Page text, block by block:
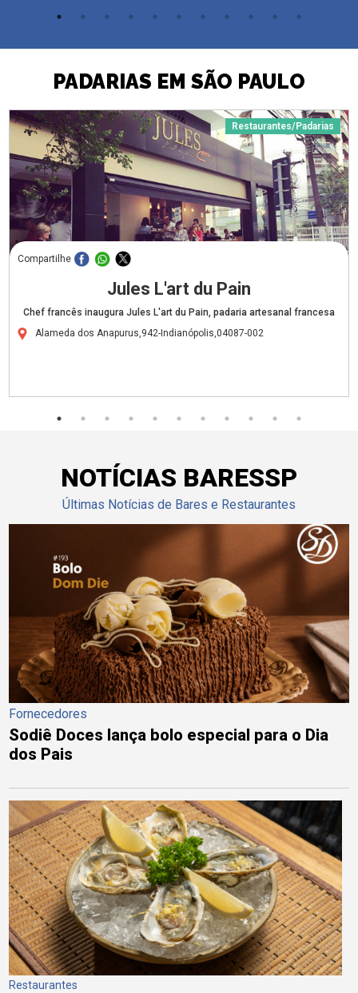
PADARIAS EM SÃO PAULO
Restaurantes/Padarias
Compartilhe
Jules L'art du Pain
Chef francês inaugura Jules L'art du Pain, padaria artesanal francesa
Alameda dos Anapurus,942-Indianópolis,04087-002
NOTÍCIAS BARESSP
Últimas Notícias de Bares e Restaurantes
Fornecedores
Sodiê Doces lança bolo especial para o Dia
dos Pais
Restaurantes